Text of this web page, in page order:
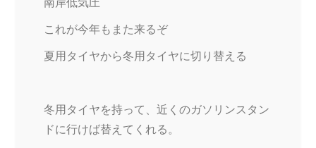
これが今年もまた来るぞ
夏用タイヤから冬用タイヤに切り替える
冬用タイヤを持って、近くのガソリンスタン
ドに行けば替えてくれる。